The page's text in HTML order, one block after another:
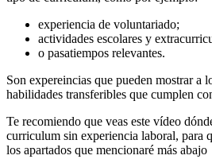
experiencia de voluntariado;
actividades escolares y
o pasatiempos relevantes.
Son expereincias que pueden mostrar a
habilidades transferibles que cumplen
Te recomiendo que veas este vídeo
curriculum sin experiencia laboral, para
los apartados que mencionaré más abajo